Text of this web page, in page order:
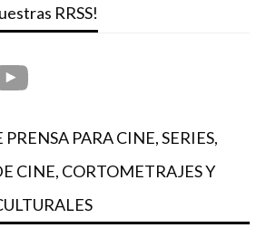
RRSS!
PARA CINE, SERIES,
CINE, CORTOMETRAJES Y